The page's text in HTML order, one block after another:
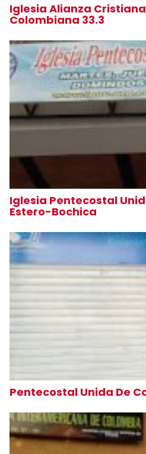
Iglesia Alianza
Colombiana 33.3
Iglesia Pentecostal
Estero-Bochica
Pentecostal Unida De